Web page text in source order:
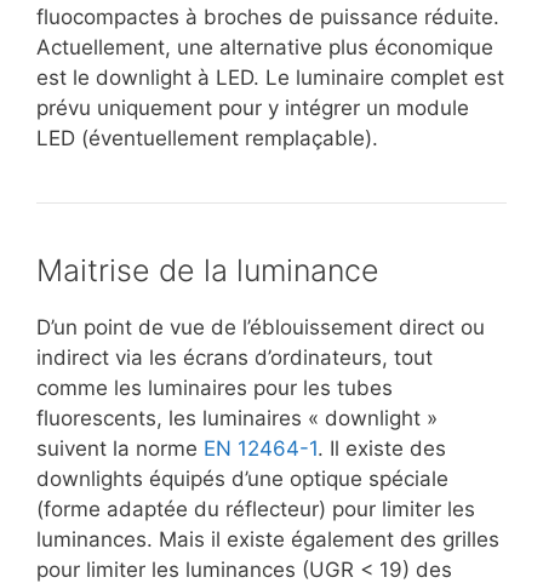
fluocompactes à broches de puissance réduite.
Actuellement, une alternative plus économique
est le downlight à LED. Le luminaire complet est
prévu uniquement pour y intégrer un module
LED (éventuellement remplaçable).
Maitrise de la luminance
D’un point de vue de l’éblouissement direct ou
indirect via les écrans d’ordinateurs, tout
comme les luminaires pour les tubes
fluorescents, les luminaires « downlight »
suivent la norme EN 12464-1. Il existe des
downlights équipés d’une optique spéciale
(forme adaptée du réflecteur) pour limiter les
luminances. Mais il existe également des grilles
pour limiter les luminances (UGR < 19) des